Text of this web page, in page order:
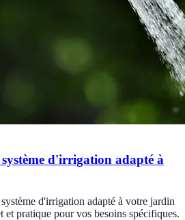
d'irrigation adapté à
d'irrigation adapté à votre jardin
et pratique pour vos besoins spécifiques.